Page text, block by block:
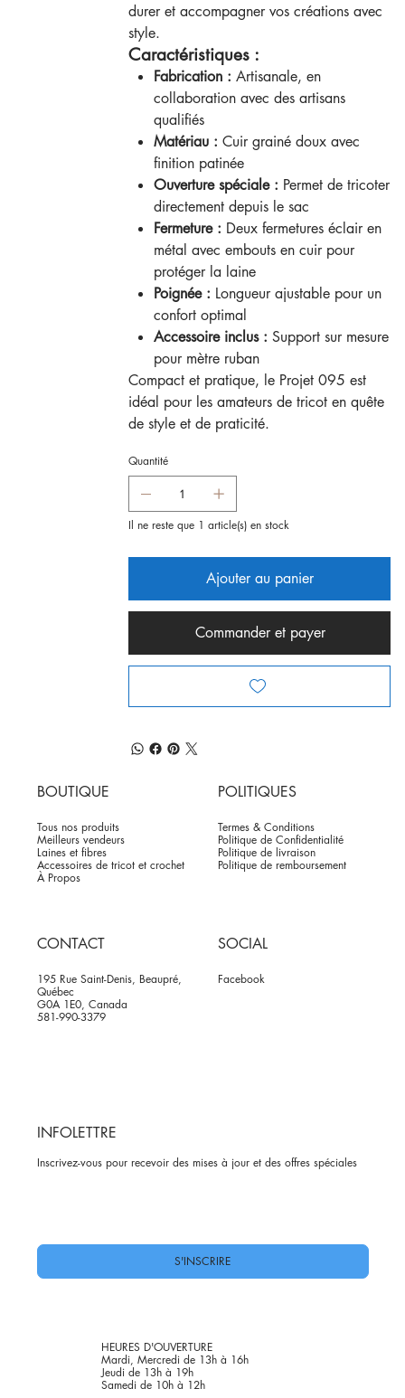
durer et accompagner vos créations avec
style.
Caractéristiques :
Fabrication : Artisanale, en
collaboration avec des artisans
qualifiés
Matériau : Cuir grainé doux avec
finition patinée
Ouverture spéciale : Permet de tricoter
directement depuis le sac
Fermeture : Deux fermetures éclair en
métal avec embouts en cuir pour
protéger la laine
Poignée : Longueur ajustable pour un
confort optimal
Accessoire inclus : Support sur mesure
pour mètre ruban
Compact et pratique, le Projet 095 est
idéal pour les amateurs de tricot en quête
de style et de praticité.
Quantité
Il ne reste que 1 article(s) en stock
Ajouter au panier
Commander et payer
BOUTIQUE
Tous nos produits
Meilleurs vendeurs
Laines et fibres
Accessoires de tricot et crochet
À Propos
POLITIQUES
Termes & Conditions
Politique de Confidentialité
Politique de livraison
Politique de remboursement
CONTACT
195 Rue Saint-Denis, Beaupré,
Québec
G0A 1E0, Canada
581-990-3379
SOCIAL
Facebook
INFOLETTRE
Inscrivez-vous pour recevoir des mises à jour et des offres spéciales
S'INSCRIRE
HEURES D'OUVERTURE
Mardi, Mercredi de 13h à 16h
Jeudi de 13h à 19h
Samedi de 10h à 12h